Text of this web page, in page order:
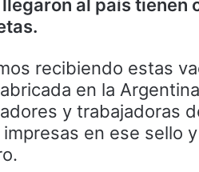
al país tienen
recibiendo estas
en la
y trabajadoras
en ese sello